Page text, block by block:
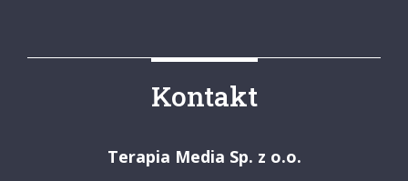
Kontakt
Terapia Media Sp. z o.o.